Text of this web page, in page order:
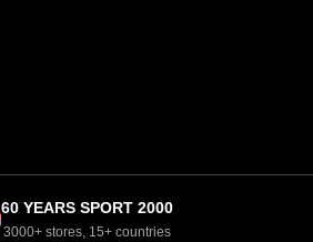
60 YEARS SPORT 2000
3000+ stores, 15+ countries